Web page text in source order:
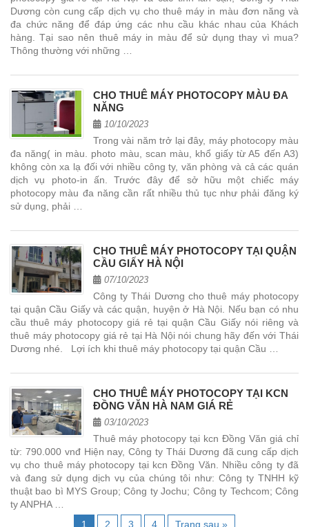
Dương còn cung cấp dịch vụ cho thuê máy in màu đơn năng và
đa chức năng để đáp ứng các nhu cầu khác nhau của Khách
hàng. Tại sao nên thuê máy in màu để sử dụng thay vì mua?
Thông thường với những …
CHO THUÊ MÁY PHOTOCOPY MÀU ĐA
NĂNG
10/10/2023
Trong vài năm trở lại đây, máy photocopy màu
đa năng( in màu. photo màu, scan màu, khổ giấy từ A5 đến A3)
không còn xa lạ đối với nhiều công ty, văn phòng và cả các quán
dịch vụ photo-in ấn. Trước đây để sở hữu một chiếc máy
photocopy màu đa năng cần rất nhiều thủ tục như phải đăng ký
sử dụng, phải …
CHO THUÊ MÁY PHOTOCOPY TẠI QUẬN
CẦU GIẤY HÀ NỘI
07/10/2023
Công ty Thái Dương cho thuê máy photocopy
tại quận Cầu Giấy và các quận, huyện ở Hà Nội. Nếu bạn có nhu
cầu thuê máy photocopy giá rẻ tại quận Cầu Giấy nói riêng và
thuê máy photocopy giá rẻ tại Hà Nội nói chung hãy đến với Thái
Dương nhé. Lợi ích khi thuê máy photocopy tại quận Cầu …
CHO THUÊ MÁY PHOTOCOPY TẠI KCN
ĐỒNG VĂN HÀ NAM GIÁ RẺ
03/10/2023
Thuê máy photocopy tại kcn Đồng Văn giá chỉ
từ: 790.000 vnđ Hiện nay, Công ty Thái Dương đã cung cấp dịch
vụ cho thuê máy photocopy tại kcn Đồng Văn. Nhiều công ty đã
và đang sử dụng dịch vụ của chúng tôi như: Công ty TNHH kỹ
thuật bao bì MYS Group; Công ty Jochu; Công ty Techcom; Công
ty ANPHA …
1
2 3 4 Trang sau »